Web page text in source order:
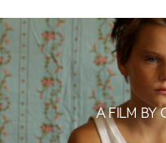
A FILM BY